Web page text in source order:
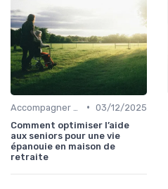
• 03/12/2025
Comment optimiser l’aide
aux seniors pour une vie
épanouie en maison de
retraite